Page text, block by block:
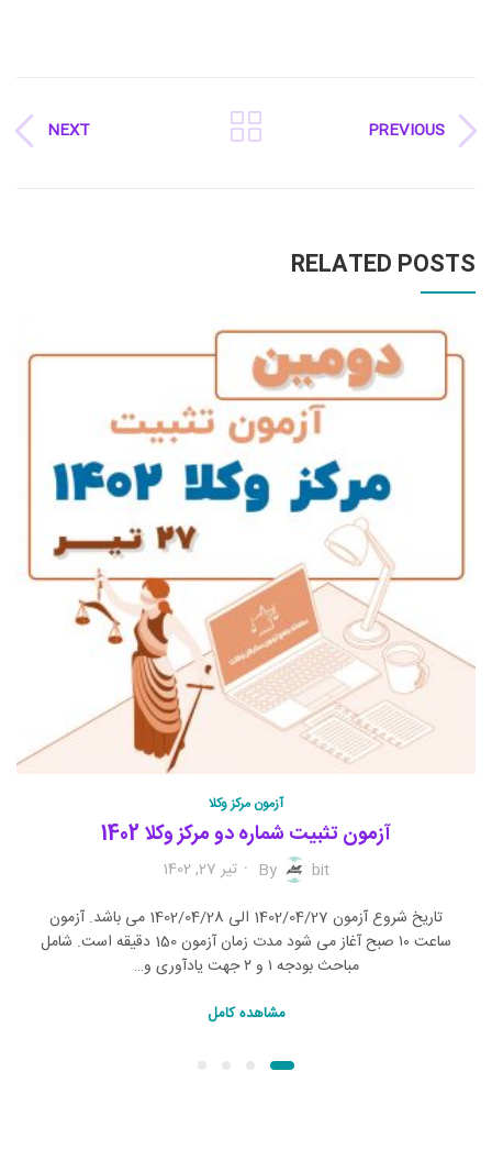
PREVIOUS
NEXT
RELATED POSTS
آزمون مرکز وکلا
آزمون تثبیت شماره دو مرکز وکلا 1402
By bit
تیر 27, 1402
تاریخ شروع آزمون 1402/04/27 الی 1402/04/28 می باشد. آزمون
ساعت ۱۰ صبح آغاز می شود مدت زمان آزمون 150 دقیقه است. شامل
مباحث بودجه ۱ و ۲ جهت یادآوری و…
مشاهده کامل